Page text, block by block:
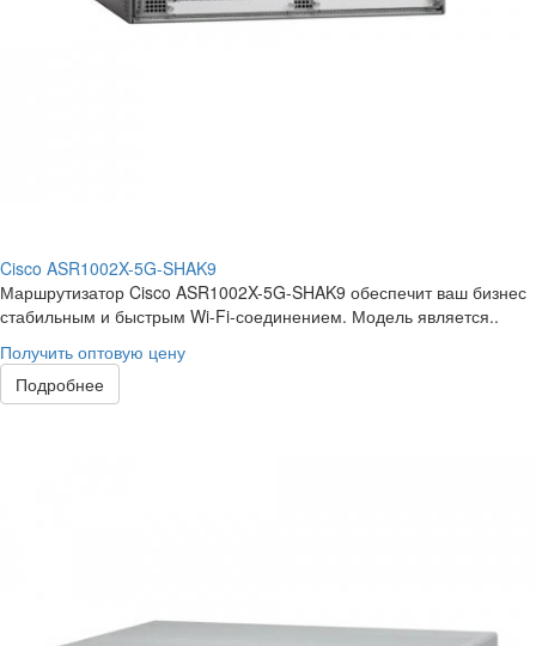
Cisco ASR1002X-5G-SHAK9
Маршрутизатор Cisco ASR1002X-5G-SHAK9 обеспечит ваш бизнес
стабильным и быстрым Wi-Fi-соединением. Модель является..
Получить оптовую цену
Подробнее